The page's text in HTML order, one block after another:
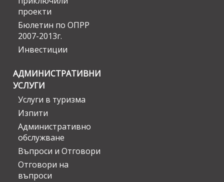
проекти
Бюлетин по ОПРР
2007-2013г.
Инвестиции
АДМИНИСТРАТИВНИ
УСЛУГИ
Услуги в туризма
Изпити
Административно
обслужване
Въпроси и Отговори
Отговори на
въпроси